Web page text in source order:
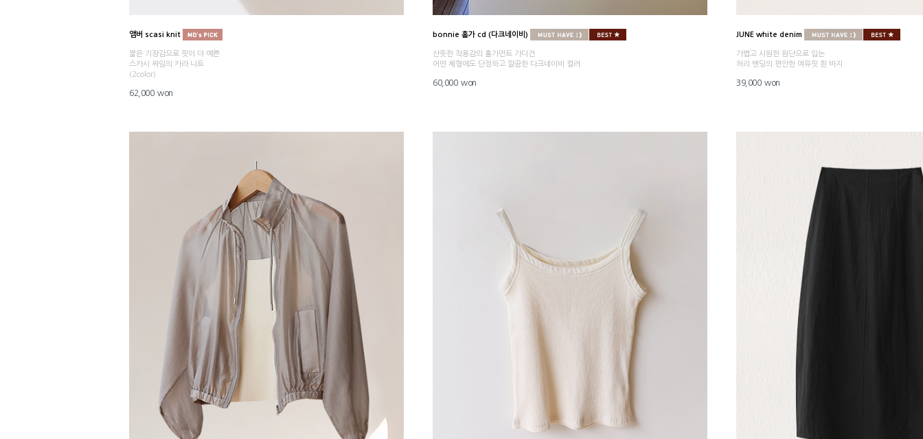
앰버 scasi knit
짧은 기장감으로 핏이 더 예쁜
스카시 짜임의 카라 니트
(2color)
62,000 won
bonnie 홀가 cd (다크네이비)
산뜻한 착용감의 홀가먼트 가디건
어떤 체형에도 단정하고 깔끔한 다크네이비 컬러
60,000 won
JUNE white denim
가볍고 시원한 원단으로 입는
허리 밴딩의 편안한 여유핏 흰 바지
39,000 won